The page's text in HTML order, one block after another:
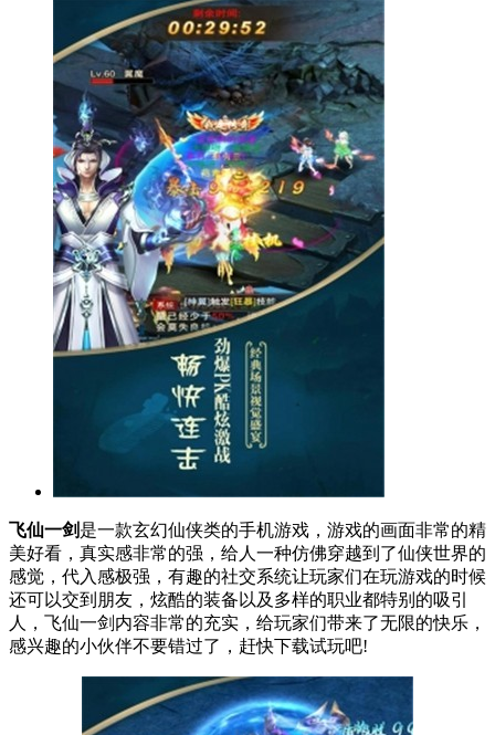
飞仙一剑 是一款玄幻仙侠类的手机游戏，游戏的画面非常的精
美好看，真实感非常的强，给人一种仿佛穿越到了仙侠世界的
感觉，代入感极强，有趣的社交系统让玩家们在玩游戏的时候
还可以交到朋友，炫酷的装备以及多样的职业都特别的吸引
人，飞仙一剑内容非常的充实，给玩家们带来了无限的快乐，
感兴趣的小伙伴不要错过了，赶快下载试玩吧!